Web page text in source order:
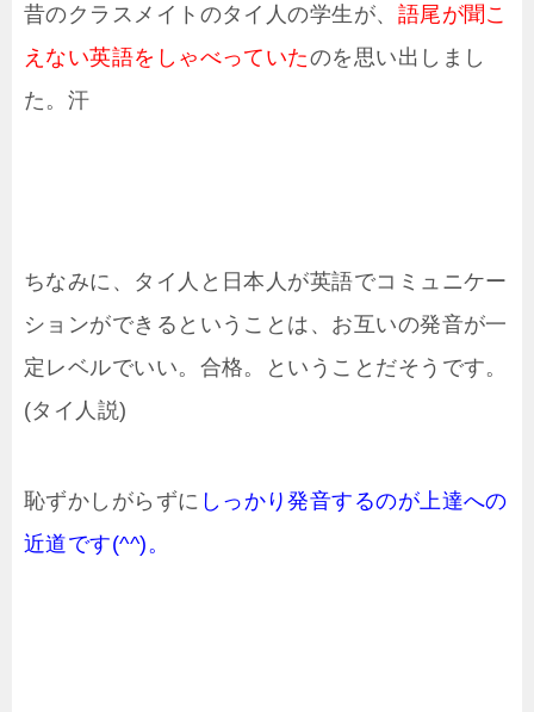
昔のクラスメイトのタイ人の学生が、 語尾が聞こ
えない英語をしゃべっていたのを思い出しまし
た。汗
ちなみに、タイ人と日本人が英語でコミュニケー
ションができるということは、お互いの発音が一
定レベルでいい。合格。ということだそうです。
(タイ人説)
恥ずかしがらずに しっかり発音するのが上達への
近道です(^^)。